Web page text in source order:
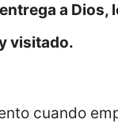
a Dios,
visitado.
cuando